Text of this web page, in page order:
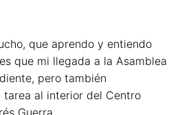
que aprendo y entiendo
que mi llegada a la Asamblea
pero también
tarea al interior del Centro